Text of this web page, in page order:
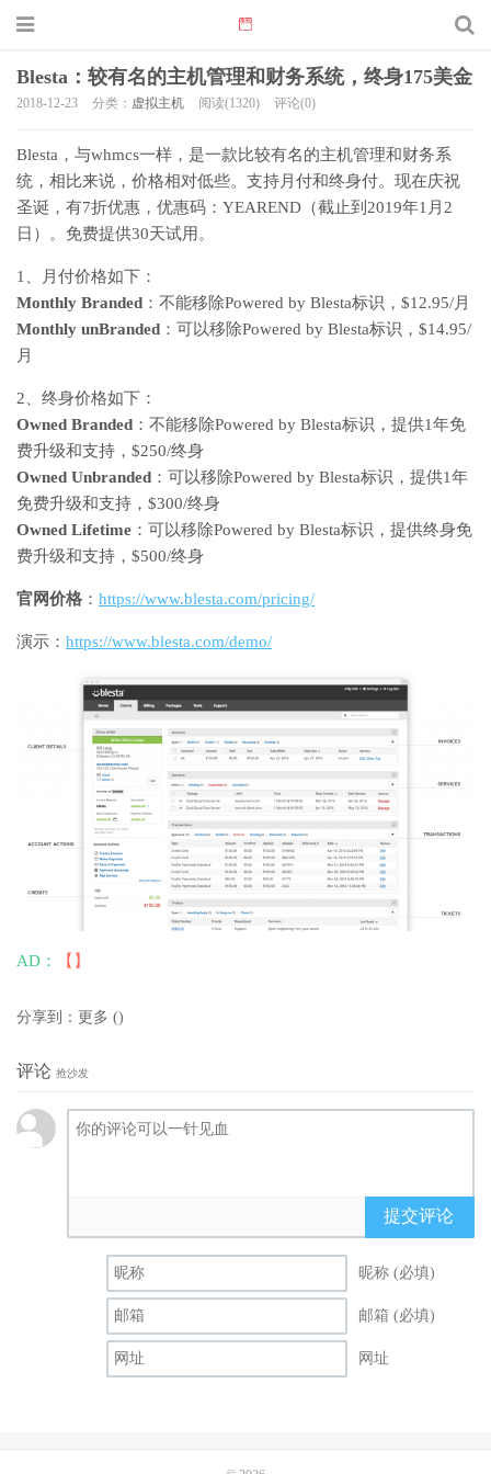
Blesta：较有名的主机管理和财务系统，终身175美金
2018-12-23 分类： 虚拟主机 阅读(1320) 评论(0)
Blesta，与whmcs一样，是一款比较有名的主机管理和财务系
统，相比来说，价格相对低些。支持月付和终身付。现在庆祝
圣诞，有7折优惠，优惠码：YEAREND（截止到2019年1月2
日）。免费提供30天试用。
1、月付价格如下：
Monthly Branded ：不能移除Powered by Blesta标识，$12.95/月
Monthly unBranded ：可以移除Powered by Blesta标识，$14.95/
月
2、终身价格如下：
Owned Branded ：不能移除Powered by Blesta标识，提供1年免
费升级和支持，$250/终身
Owned Unbranded ：可以移除Powered by Blesta标识，提供1年
免费升级和支持，$300/终身
Owned Lifetime ：可以移除Powered by Blesta标识，提供终身免
费升级和支持，$500/终身
官网价格 ： https://www.blesta.com/pricing/
演示： https://www.blesta.com/demo/
AD： 【】
分享到： 更多 ()
评论 抢沙发
提交评论
昵称 (必填)
邮箱 (必填)
网址